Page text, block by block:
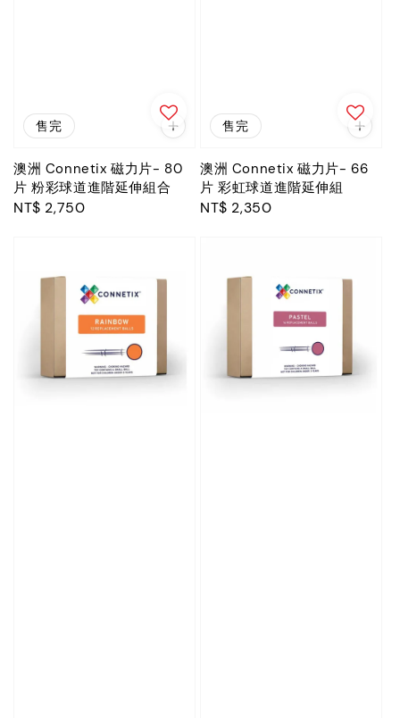
售完
澳洲 Connetix 磁力片- 80
片 粉彩球道進階延伸組合
Regular
NT$ 2,750
售完
澳洲 Connetix 磁力片- 66
片 彩虹球道進階延伸組
Regular
NT$ 2,350